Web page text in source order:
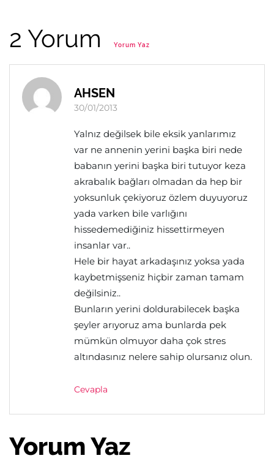
2 Yorum Yorum Yaz
AHSEN
30/01/2013
Yalnız değilsek bile eksik yanlarımız
var ne annenin yerini başka biri nede
babanın yerini başka biri tutuyor keza
akrabalık bağları olmadan da hep bir
yoksunluk çekiyoruz özlem duyuyoruz
yada varken bile varlığını
hissedemediğiniz hissettirmeyen
insanlar var..
Hele bir hayat arkadaşınız yoksa yada
kaybetmişseniz hiçbir zaman tamam
değilsiniz..
Bunların yerini doldurabilecek başka
şeyler arıyoruz ama bunlarda pek
mümkün olmuyor daha çok stres
altındasınız nelere sahip olursanız olun.
Cevapla
Yorum Yaz